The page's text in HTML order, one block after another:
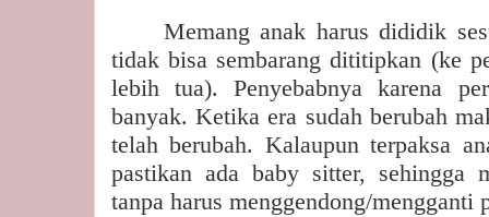
Memang anak harus dididik
tidak bisa sembarang dititipkan (ke
lebih tua). Penyebabnya karena
banyak. Ketika era sudah berubah
telah berubah. Kalaupun terpaksa
pastikan ada baby sitter, sehingga
tanpa harus menggendong/mengganti